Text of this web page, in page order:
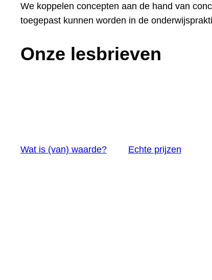
We koppelen concepten aan de hand van
toegepast kunnen worden in de
Onze lesbrieven
Wat is (van) waarde? Echte prijzen